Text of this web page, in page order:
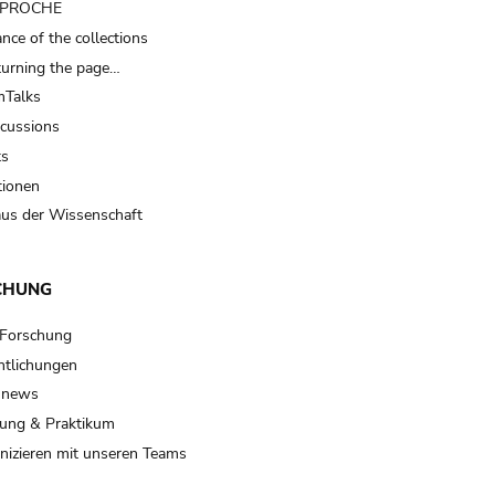
of the collections
the page…
der Wissenschaft
& Praktikum
mit unseren Teams